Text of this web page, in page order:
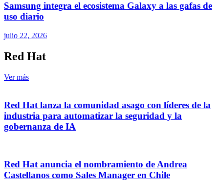
Samsung integra el ecosistema Galaxy a las gafas de
uso diario
julio 22, 2026
Red Hat
Ver más
Red Hat lanza la comunidad asago con líderes de la
industria para automatizar la seguridad y la
gobernanza de IA
Red Hat anuncia el nombramiento de Andrea
Castellanos como Sales Manager en Chile